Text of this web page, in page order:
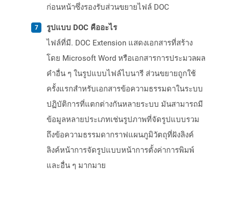
ก่อนหน้าซึ่งรองรับส่วนขยายไฟล์ DOC
รูปแบบ DOC คืออะไร
ไฟล์ที่มี. DOC Extension แสดงเอกสารที่สร้าง
โดย Microsoft Word หรือเอกสารการประมวลผล
คำอื่น ๆ ในรูปแบบไฟล์ไบนารี ส่วนขยายถูกใช้
ครั้งแรกสำหรับเอกสารข้อความธรรมดาในระบบ
ปฏิบัติการที่แตกต่างกันหลายระบบ มันสามารถมี
ข้อมูลหลายประเภทเช่นรูปภาพที่จัดรูปแบบรวม
ถึงข้อความธรรมดากราฟแผนภูมิวัตถุที่ฝังลิงค์
ลิงค์หน้าการจัดรูปแบบหน้าการตั้งค่าการพิมพ์
และอื่น ๆ มากมาย